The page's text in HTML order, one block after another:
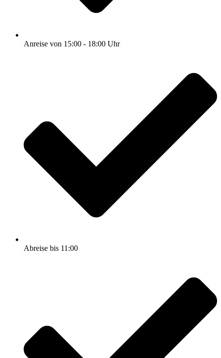
Anreise von 15:00 - 18:00 Uhr
Abreise bis 11:00